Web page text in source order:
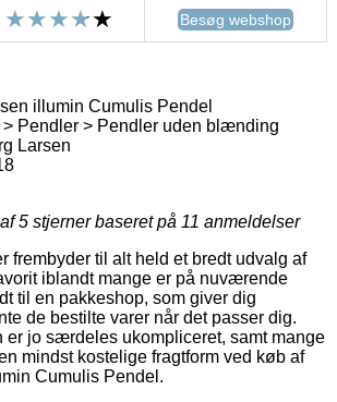
Besøg webshop
illumin Cumulis Pendel
> Pendler > Pendler uden blænding
Larsen
5 stjerner baseret på 11 anmeldelser
frembyder til alt held et bredt udvalg af
iblandt mange er på nuværende
til en pakkeshop, som giver dig
de bestilte varer når det passer dig.
er jo særdeles ukompliceret, samt mange
mindst kostelige fragtform ved køb af
Cumulis Pendel.